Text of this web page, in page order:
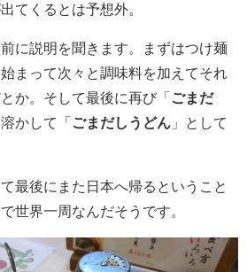
てくるとは予想外。
に説明を聞きます。まずはつけ麺
始まって次々と調味料を加えてそれ
か。そして最後に再び「 ごまだ
かして「 ごまだしうどん 」として
最後にまた日本へ帰るということ
で世界一周なんだそうです。